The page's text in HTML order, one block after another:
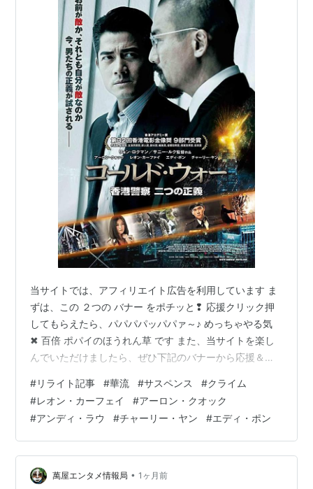
インファナル・アフェアIII 終極無間 （2003） 出演
マッスルモンク（2003） 出演
ジャッキー・チェン -ドラゴンへの道-
（2002）＜
TVM＞ 出演
アンディ・ラウの 麻雀大将 （2002）＜未＞ 出演、
インファナル・アフェア
（2002） 出演
ブルー・エンカウンター（2002） 出演
アンディ・ラウ ダンス・オブ・ドリーム（2001）＜
ダイエット・ラブ （2001）＜未＞ 出演
フルタイム・キラー （2001） 製作、出演
ブルース・ロウ 猛龍特技 香港スタント伝説
（2000）＜未＞ 出演
Needing You
（2000） 出演
ファイターズ・ブルース（2000） 製作、出演
決戦・紫禁城（2000） 出演
ゴッド・ギャンブラー／賭侠復活（1999）＜未＞ 出
演
ゴッド・ギャンブラー／ラスベガス大作戦（1999）
＜未＞ 出演
センチュリー・オブ・ザ・ドラゴン（1999）＜未＞
出演
暗戦 デッドエンド（1999） 出演
愛は波の彼方に（1999） 出演
当サイトでは、アフィリエイト広告を利用しています ま
ずは、この ２つの バナー をポチッと❢ 応援クリック押
してもらえたら、パパパパッパパァ～♪ めっちゃやる気
✖ 百倍 ポパイのほうれん草 です また、当サイトを楽し
んでいただけましたら、ぜひ下記のバナーから応援＆フ
は じ め に ご 挨 拶 本 編 コールド・ウォー 香港警察 二
つの正義 - 原題：寒戰、英題：Cold War 概 要 キャスト
スタッフほか お わ り に ご 挨 拶 万 屋 掲 示 板 ブログサ
ークルコメント ＃ハッシュタグ（IN POINT） やる気
✖…
#リライト記事 #華流 #サスペンス #クライム
#レオン・カーフェイ #アーロン・クオック
#アンディ・ラウ #チャーリー・ヤン #エディ・ポン
萬屋エンタメ情報局 • 1ヶ月前